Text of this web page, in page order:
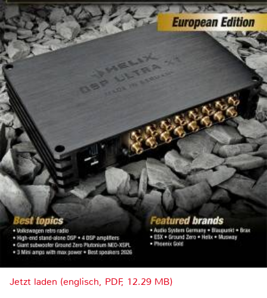
Jetzt laden (englisch, PDF, 12.29 MB)